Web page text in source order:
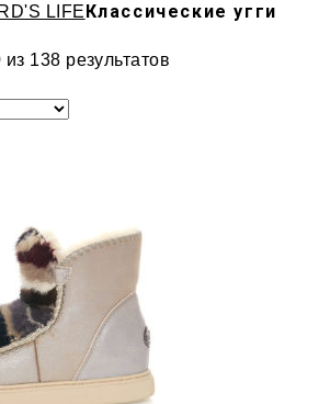
LIFE Классические угги
138 результатов